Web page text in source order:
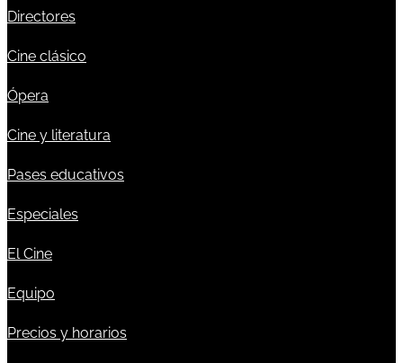
Directores
Cine clásico
Ópera
Cine y literatura
Pases educativos
Especiales
El Cine
Equipo
Precios y horarios